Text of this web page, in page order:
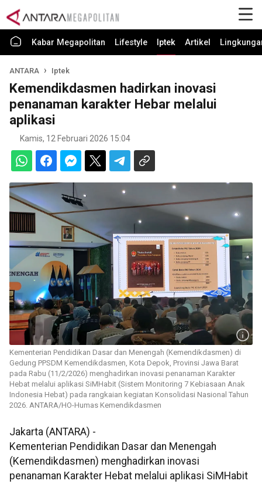
Kabar Megapolitan Lifestyle Iptek Artikel
ANTARA Iptek
Kemendikdasmen hadirkan inovasi
penanaman karakter Hebar melalui
aplikasi
Kamis, 12 Februari 2026 15:04
Kementerian Pendidikan Dasar dan Menengah (Kemendikdasmen) di
Gedung PPSDM Kemendikdasmen, Kota Depok, Provinsi Jawa Barat
pada Rabu (11/2/2026) menghadirkan inovasi penanaman Karakter
Hebat melalui aplikasi SiMHabit (Sistem Monitoring 7 Kebiasaan Anak
Indonesia Hebat) pada rangkaian kegiatan Konsolidasi Nasional Tahun
2026. ANTARA/HO-Humas Kemendikdasmen
Jakarta (ANTARA) -
Kementerian Pendidikan Dasar dan Menengah
(Kemendikdasmen) menghadirkan inovasi
penanaman Karakter Hebat melalui aplikasi SiMHabit